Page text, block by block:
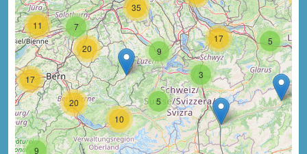
9
5
3
5
17
11 7
9
17
10
20
20
35